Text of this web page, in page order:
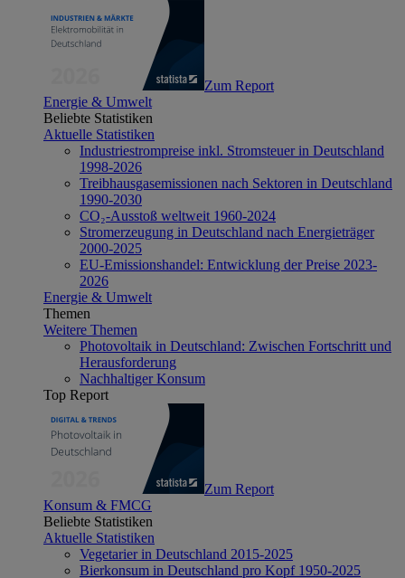
Zum Report
Energie & Umwelt
Beliebte Statistiken
Aktuelle Statistiken
Industriestrompreise inkl. Stromsteuer in Deutschland
1998-2026
Treibhausgasemissionen nach Sektoren in Deutschland
1990-2030
CO₂-Ausstoß weltweit 1960-2024
Stromerzeugung in Deutschland nach Energieträger
2000-2025
EU-Emissionshandel: Entwicklung der Preise 2023-
2026
Energie & Umwelt
Themen
Weitere Themen
Photovoltaik in Deutschland: Zwischen Fortschritt und
Herausforderung
Nachhaltiger Konsum
Top Report
Zum Report
Konsum & FMCG
Beliebte Statistiken
Aktuelle Statistiken
Vegetarier in Deutschland 2015-2025
Bierkonsum in Deutschland pro Kopf 1950-2025